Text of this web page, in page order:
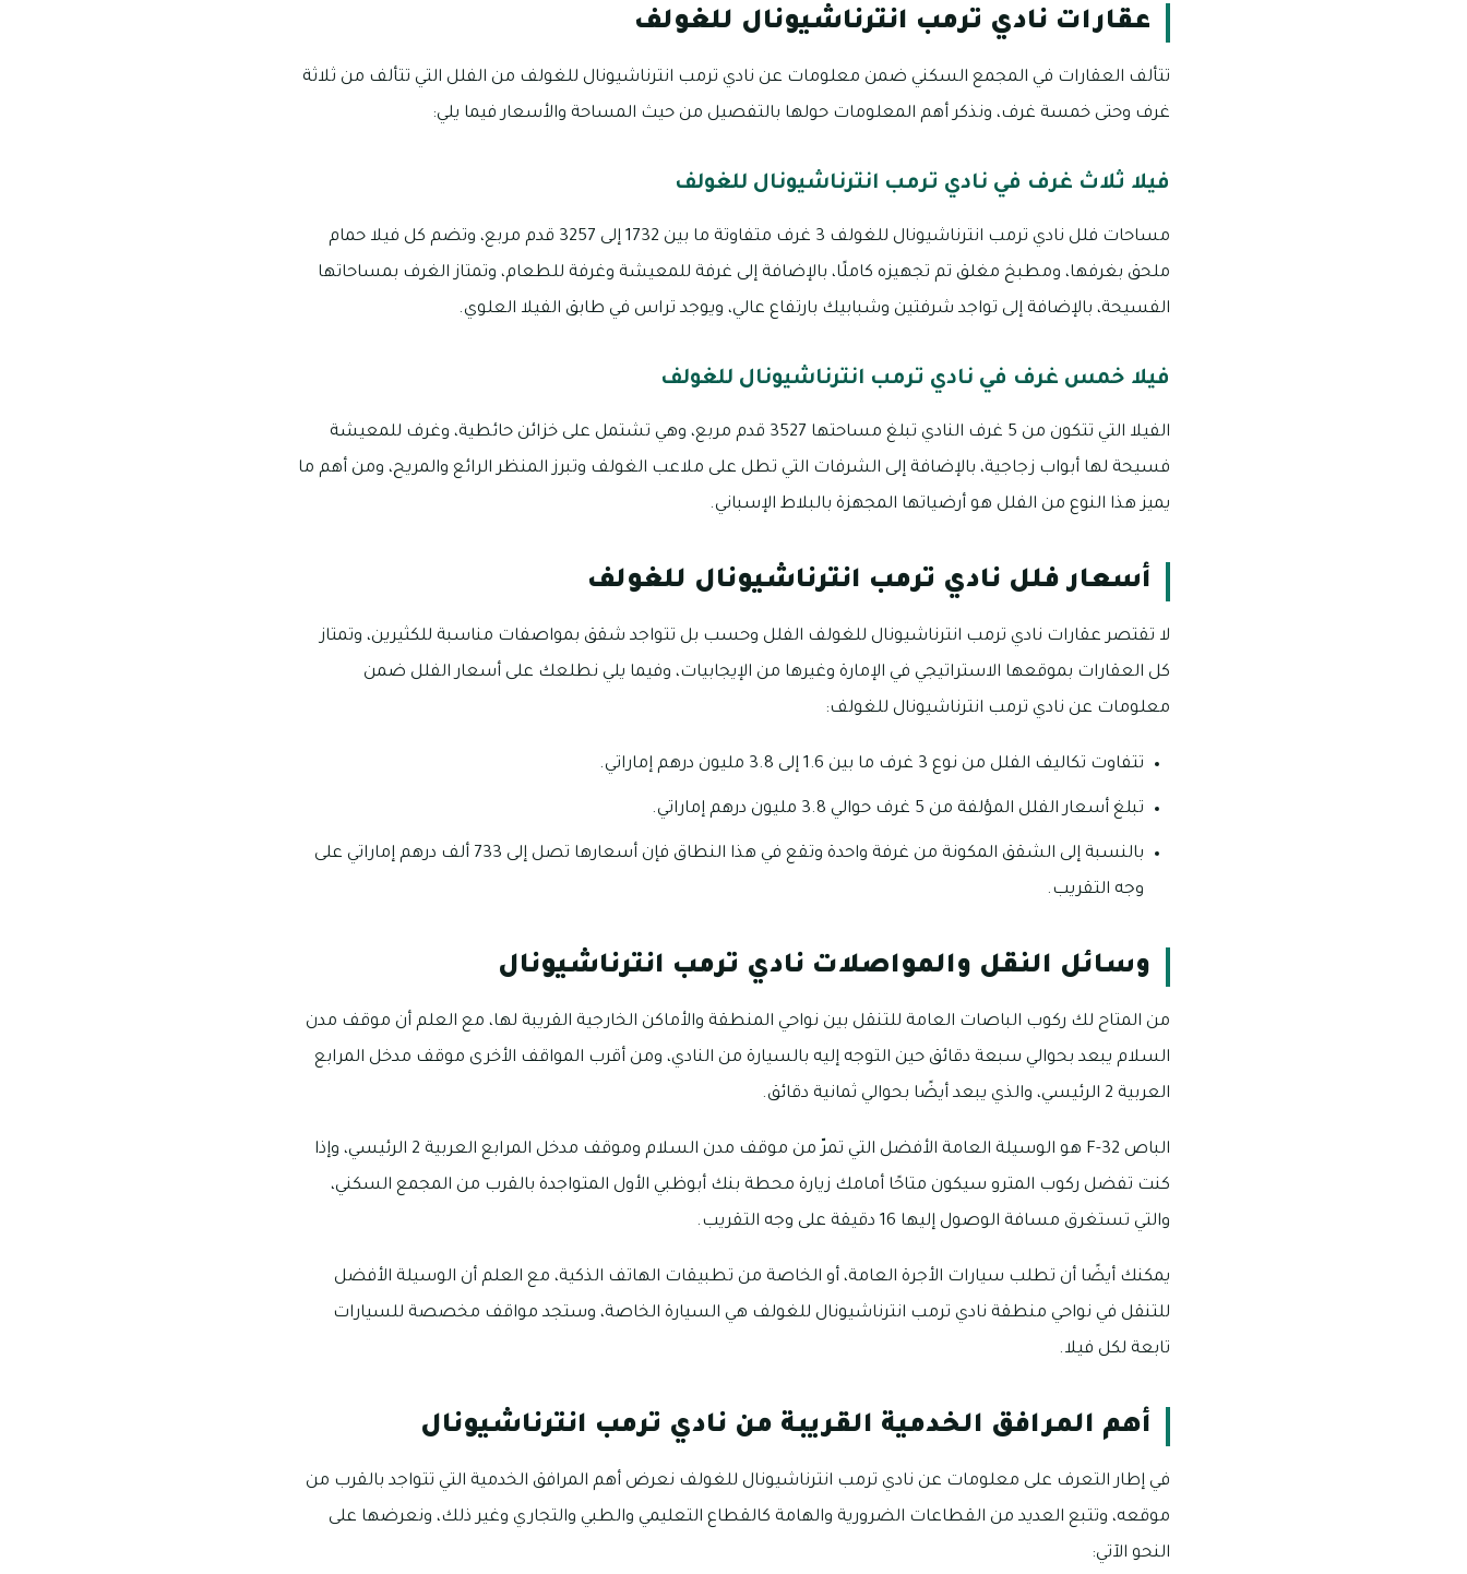
عقارات نادي ترمب انترناشيونال للغولف
تتألف العقارات في المجمع السكني ضمن معلومات عن نادي ترمب انترناشيونال للغولف من الفلل التي تتألف من ثلاثة
غرف وحتى خمسة غرف، ونذكر أهم المعلومات حولها بالتفصيل من حيث المساحة والأسعار فيما يلي:
فيلا ثلاث غرف في نادي ترمب انترناشيونال للغولف
مساحات فلل نادي ترمب انترناشيونال للغولف 3 غرف متفاوتة ما بين 1732 إلى 3257 قدم مربع، وتضم كل فيلا حمام
ملحق بغرفها، ومطبخ مغلق تم تجهيزه كاملًا، بالإضافة إلى غرفة للمعيشة وغرفة للطعام، وتمتاز الغرف بمساحاتها
الفسيحة، بالإضافة إلى تواجد شرفتين وشبابيك بارتفاع عالي، ويوجد تراس في طابق الفيلا العلوي.
فيلا خمس غرف في نادي ترمب انترناشيونال للغولف
الفيلا التي تتكون من 5 غرف النادي تبلغ مساحتها 3527 قدم مربع، وهي تشتمل على خزائن حائطية، وغرف للمعيشة
فسيحة لها أبواب زجاجية، بالإضافة إلى الشرفات التي تطل على ملاعب الغولف وتبرز المنظر الرائع والمريح، ومن أهم ما
يميز هذا النوع من الفلل هو أرضياتها المجهزة بالبلاط الإسباني.
أسعار فلل نادي ترمب انترناشيونال للغولف
لا تقتصر عقارات نادي ترمب انترناشيونال للغولف الفلل وحسب بل تتواجد شقق بمواصفات مناسبة للكثيرين، وتمتاز
كل العقارات بموقعها الاستراتيجي في الإمارة وغيرها من الإيجابيات، وفيما يلي نطلعك على أسعار الفلل ضمن
معلومات عن نادي ترمب انترناشيونال للغولف:
تتفاوت تكاليف الفلل من نوع 3 غرف ما بين 1.6 إلى 3.8 مليون درهم إماراتي.
تبلغ أسعار الفلل المؤلفة من 5 غرف حوالي 3.8 مليون درهم إماراتي.
بالنسبة إلى الشقق المكونة من غرفة واحدة وتقع في هذا النطاق فإن أسعارها تصل إلى 733 ألف درهم إماراتي على
وجه التقريب.
وسائل النقل والمواصلات نادي ترمب انترناشيونال
من المتاح لك ركوب الباصات العامة للتنقل بين نواحي المنطقة والأماكن الخارجية القريبة لها، مع العلم أن موقف مدن
السلام يبعد بحوالي سبعة دقائق حين التوجه إليه بالسيارة من النادي، ومن أقرب المواقف الأخرى موقف مدخل المرابع
العربية 2 الرئيسي، والذي يبعد أيضًا بحوالي ثمانية دقائق.
الباص F-32 هو الوسيلة العامة الأفضل التي تمرّ من موقف مدن السلام وموقف مدخل المرابع العربية 2 الرئيسي، وإذا
كنت تفضل ركوب المترو سيكون متاحًا أمامك زيارة محطة بنك أبوظبي الأول المتواجدة بالقرب من المجمع السكني،
والتي تستغرق مسافة الوصول إليها 16 دقيقة على وجه التقريب.
يمكنك أيضًا أن تطلب سيارات الأجرة العامة، أو الخاصة من تطبيقات الهاتف الذكية، مع العلم أن الوسيلة الأفضل
للتنقل في نواحي منطقة نادي ترمب انترناشيونال للغولف هي السيارة الخاصة، وستجد مواقف مخصصة للسيارات
تابعة لكل فيلا.
أهم المرافق الخدمية القريبة من نادي ترمب انترناشيونال
في إطار التعرف على معلومات عن نادي ترمب انترناشيونال للغولف نعرض أهم المرافق الخدمية التي تتواجد بالقرب من
موقعه، وتتبع العديد من القطاعات الضرورية والهامة كالقطاع التعليمي والطبي والتجاري وغير ذلك، ونعرضها على
النحو الآتي: